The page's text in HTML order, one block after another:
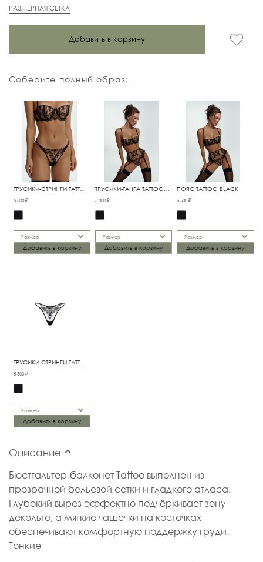
РАЗМЕРНАЯ СЕТКА
Добавить в корзину
Соберите полный образ:
ТРУСИКИ-СТРИНГИ TATTOO
BLACK
5 500 ₽
Размер
Добавить в корзину
ТРУСИКИ-ТАНГА TATTOO
BLACK
5 000 ₽
Размер
Добавить в корзину
ПОЯС TATTOO BLACK
6 500 ₽
Размер
Добавить в корзину
ТРУСИКИ-СТРИНГИ TATTOO
BLACK NEW
5 500 ₽
Размер
Добавить в корзину
Описание
Бюстгальтер-балконет Tattoo выполнен из
прозрачной бельевой сетки и гладкого атласа.
Глубокий вырез эффектно подчёркивает зону
декольте, а мягкие чашечки на косточках
обеспечивают комфортную поддержку груди.
Тонкие